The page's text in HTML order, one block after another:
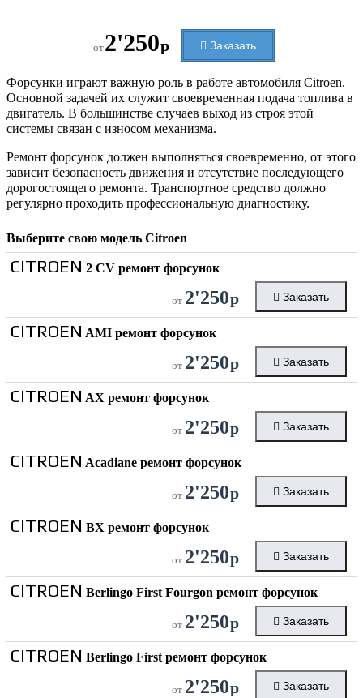
от2'250р Заказать
Форсунки играют важную роль в работе автомобиля Citroen.
Основной задачей их служит своевременная подача топлива в
двигатель. В большинстве случаев выход из строя этой
системы связан с износом механизма.
Ремонт форсунок должен выполняться своевременно, от этого
зависит безопасность движения и отсутствие последующего
дорогостоящего ремонта. Транспортное средство должно
регулярно проходить профессиональную диагностику.
Выберите свою модель Citroen
CITROEN 2 CV ремонт форсунок
от 2'250р Заказать
CITROEN AMI ремонт форсунок
от 2'250р Заказать
CITROEN AX ремонт форсунок
от 2'250р Заказать
CITROEN Acadiane ремонт форсунок
от 2'250р Заказать
CITROEN BX ремонт форсунок
от 2'250р Заказать
CITROEN Berlingo First Fourgon ремонт форсунок
от 2'250р Заказать
CITROEN Berlingo First ремонт форсунок
от 2'250р Заказать